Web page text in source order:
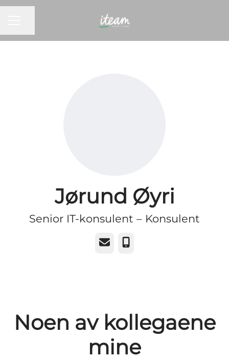
Jørund Øyri
Senior IT-konsulent – Konsulent
E-postTelefonnummer
Noen av kollegaene
mine